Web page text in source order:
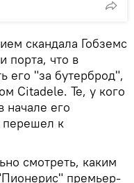
скандала Гобземс
порта, что в
его "за бутерброд",
Citadele. Те, у кого
начале его
перешел к
смотреть, каким
премьер-